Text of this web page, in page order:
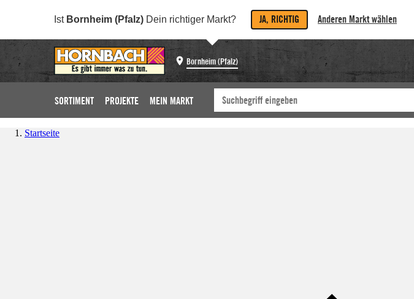
Ist Bornheim (Pfalz) Dein richtiger Markt? JA, RICHTIG Anderen Markt wählen
Bornheim (Pfalz)
SORTIMENT PROJEKTE MEIN MARKT
Startseite